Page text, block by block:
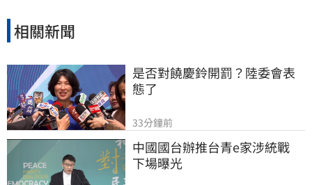
相關新聞
是否對饒慶鈴開罰？陸委會表
態了
33分鐘前
中國國台辦推台青e家涉統戰
下場曝光